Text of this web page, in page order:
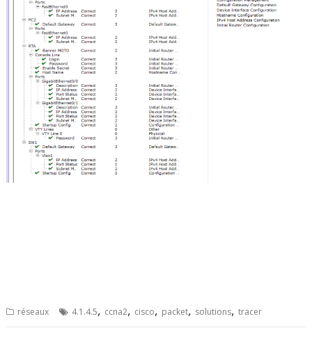
réseaux 4.1.4.5, ccna2, cisco, packet, solutions,tracer